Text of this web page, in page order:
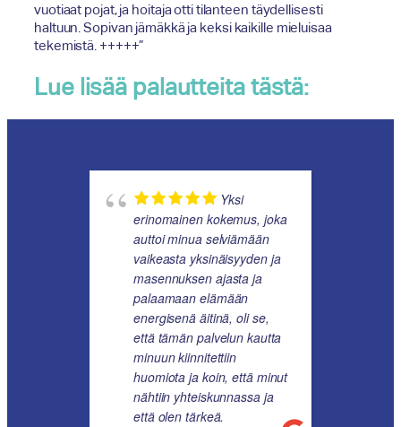
vuotiaat pojat, ja hoitaja otti tilanteen täydellisesti
haltuun. Sopivan jämäkkä ja keksi kaikille mieluisaa
tekemistä. +++++”
Lue lisää palautteita tästä:
Yksi
erinomainen kokemus, joka
auttoi minua selviämään
vaikeasta yksinäisyyden ja
masennuksen ajasta ja
palaamaan elämään
energisenä äitinä, oli se,
että tämän palvelun kautta
minuun kiinnitettiin
huomiota ja koin, että minut
nähtiin yhteiskunnassa ja
että olen tärkeä.